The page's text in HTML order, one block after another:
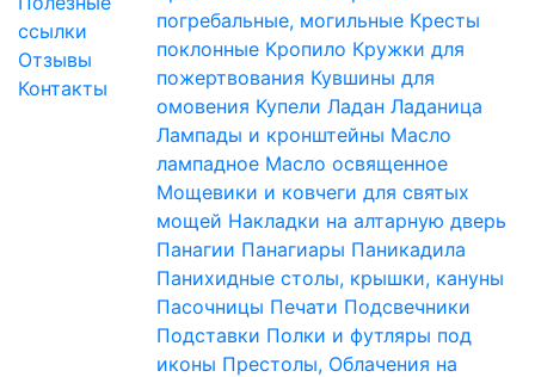
ссылки
Отзывы
Контакты
погребальные, могильные Кресты
поклонные Кропило Кружки для
пожертвования Кувшины для
омовения Купели Ладан Ладаница
Лампады и кронштейны Масло
лампадное Масло освященное
Мощевики и ковчеги для святых
мощей Накладки на алтарную дверь
Панагии Панагиары Паникадила
Панихидные столы, крышки, кануны
Пасочницы Печати Подсвечники
Подставки Полки и футляры под
иконы Престолы, Облачения на